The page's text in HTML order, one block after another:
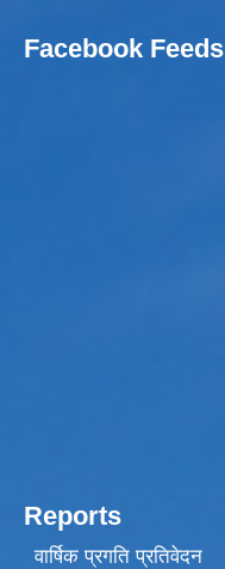
Facebook Feeds
Reports
वार्षिक प्रगति प्रतिवेदन